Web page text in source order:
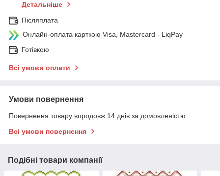
Детальніше
Післяплата
Онлайн-оплата карткою Visa, Mastercard - LiqPay
Готівкою
Всі умови оплати
Умови повернення
Повернення товару впродовж 14 днів за домовленістю
Всі умови повернення
Подібні товари компанії